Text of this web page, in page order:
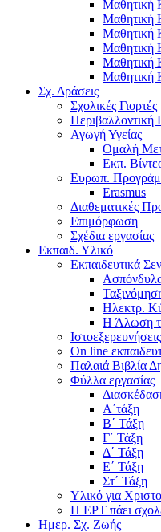
Μαθητική
Μαθητική
Μαθητική
Μαθητική
Μαθητική
Μαθητική
Σχ. Δράσεις
Σχολικές Γιορτές
Περιβαλλοντική
Αγωγή Υγείας
Ομαλή
Εκπ.
Ευρωπ.
Erasmus
Διαθεματικές
Επιμόρφωση
Σχέδια εργασίας
Εκπαιδ. Υλικό
Εκπαιδευτικά
Ηλεκτρ.
Η Άλωση
Ιστοεξερευνήσεις
On line
Παλαιά Βιβλία
Φύλλα εργασίας
Α΄τάξη
Β΄ Τάξη
Γ΄ Τάξη
Δ΄ Τάξη
Ε΄ Τάξη
Στ΄ Τάξη
Υλικό για
Η ΕΡΤ πάει
Ημερ. Σχ. Ζωής